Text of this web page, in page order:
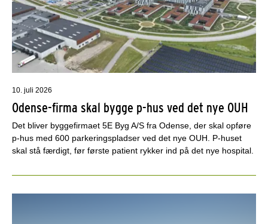
10. juli 2026
Odense-firma skal bygge p-hus ved det nye OUH
Det bliver byggefirmaet 5E Byg A/S fra Odense, der skal opføre
p-hus med 600 parkeringspladser ved det nye OUH. P-huset
skal stå færdigt, før første patient rykker ind på det nye hospital.